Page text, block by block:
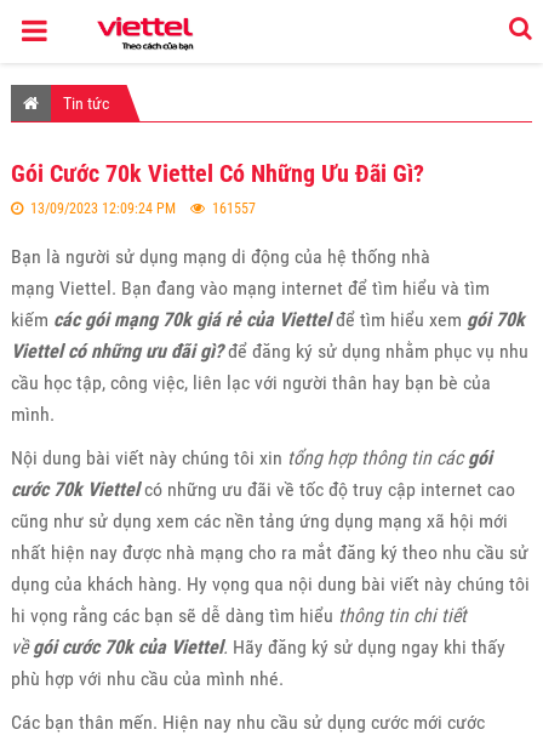
Tin tức
Gói Cước 70k Viettel Có Những Ưu Đãi Gì?
13/09/2023 12:09:24 PM 161557
Bạn là người sử dụng mạng di động của hệ thống nhà
mạng Viettel. Bạn đang vào mạng internet để tìm hiểu và tìm
kiếm các gói mạng 70k giá rẻ của Viettelđể tìm hiểu xem gói 70k
Viettel có những ưu đãi gì?để đăng ký sử dụng nhằm phục vụ nhu
cầu học tập, công việc, liên lạc với người thân hay bạn bè của
mình.
Nội dung bài viết này chúng tôi xin tổng hợp thông tin cácgói
cước 70k Viettelcó những ưu đãi về tốc độ truy cập internet cao
cũng như sử dụng xem các nền tảng ứng dụng mạng xã hội mới
nhất hiện nay được nhà mạng cho ra mắt đăng ký theo nhu cầu sử
dụng của khách hàng. Hy vọng qua nội dung bài viết này chúng tôi
hi vọng rằng các bạn sẽ dễ dàng tìm hiểu thông tin chi tiết
vềgói cước 70k của Viettel. Hãy đăng ký sử dụng ngay khi thấy
phù hợp với nhu cầu của mình nhé.
Các bạn thân mến. Hiện nay nhu cầu sử dụng cước mới cước